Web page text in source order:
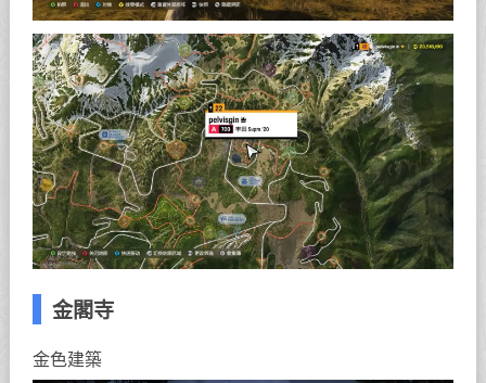
金閣寺
金色建築